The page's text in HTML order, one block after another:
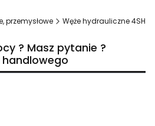
przemysłowe Węże hydrauliczne 4SH
? Masz pytanie ?
handlowego